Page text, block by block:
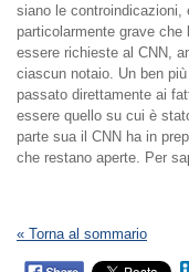
siano le controindicazioni,
particolarmente grave che
essere richieste al CNN,
ciascun notaio. Un ben
passato direttamente ai
essere quello su cui è
parte sua il CNN ha in
che restano aperte. Per
« Torna al sommario